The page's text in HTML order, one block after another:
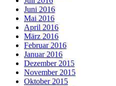
Juni 2016
Mai 2016
April 2016
März 2016
Februar 2016
Januar 2016
Dezember 2015
November 2015
Oktober 2015